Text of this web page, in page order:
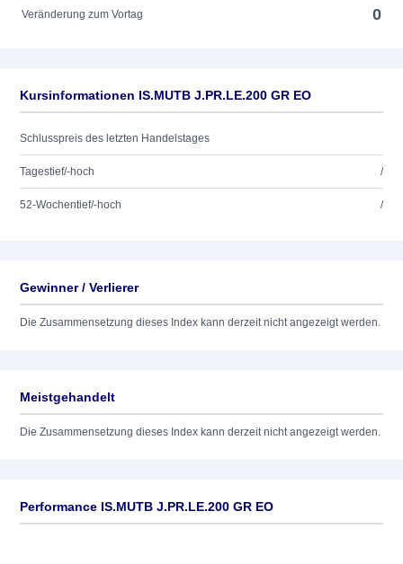
Veränderung zum Vortag 0
Kursinformationen IS.MUTB J.PR.LE.200 GR EO
Schlusspreis des letzten Handelstages
Tagestief/-hoch /
52-Wochentief/-hoch /
Gewinner / Verlierer
Die Zusammensetzung dieses Index kann derzeit nicht angezeigt werden.
Meistgehandelt
Die Zusammensetzung dieses Index kann derzeit nicht angezeigt werden.
Performance IS.MUTB J.PR.LE.200 GR EO